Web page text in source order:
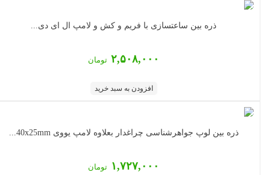
ذره بین ساعتسازی با فریم و کش و لامپ ال ای دی...
۲,۵۰۸,۰۰۰تومان
افزودن به سبد خرید
ذره بین لوپ جواهرشناسی چراغدار بعلاوه لامپ یووی 40x25mm...
۱,۷۲۷,۰۰۰تومان